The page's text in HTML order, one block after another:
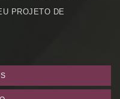
PROJETO DE